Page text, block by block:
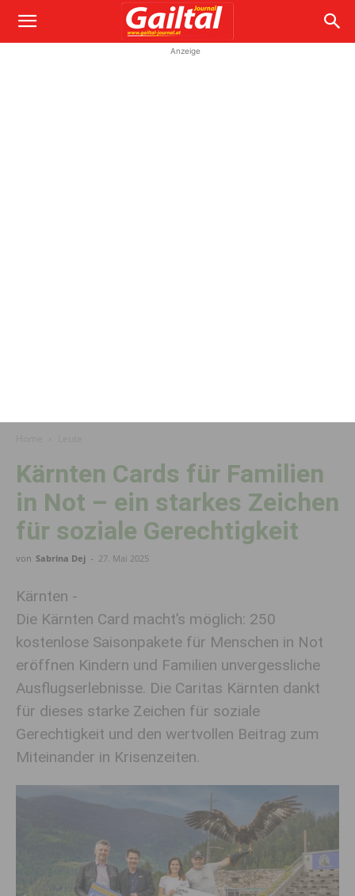
Anzeige
Kärnten Cards für Familien
in Not – ein starkes Zeichen
für soziale Gerechtigkeit
von Sabrina Dej - 27. Mai 2025
Kärnten -
Die Kärnten Card macht’s möglich: 250
kostenlose Saisonpakete für Menschen in Not
eröffnen Kindern und Familien unvergessliche
Ausflugserlebnisse. Die Caritas Kärnten dankt
für dieses starke Zeichen für soziale
Gerechtigkeit und den wertvollen Beitrag zum
Miteinander in Krisenzeiten.